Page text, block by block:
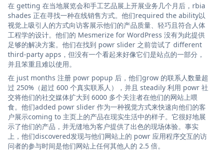
在 getting 在当地展览会和手工艺品展上开展业务几个月后，rbia
shades 正在寻找一种在线销售方式。他们required the ability以
视觉上吸引人的方式向访客展示他们的产品质量、轻巧且符合人体
工程学的设计。他们的 Mesmerize for WordPress 没有为此提供
足够的解决方案。他们在找到 powr slider 之前尝试了 different
third-party apps，但没有一个看起来好像它们是站点的一部分，
并且笨重且难以使用。
在 just months 注册 powr popup 后，他们grow 的联系人数量超
过 250%（超过 600 个真实联系人），并且 steadily 利用 powr 社
交将他们的社交媒体扩大到 6000 多个关注者在他们的网站上喂
食。他们added powr slider 作为一种视觉方式来快速向他们的客
户展示coming to 主页上的产品在现实生活中的样子。它很好地展
示了他们的产品，并无缝地为客户提供了出色的现场体验。事实
上，他们discovered发现与他们网站上的 powr 应用程序交互的访
问者的参与时间是他们网站上任何其他人的 2.5 倍。